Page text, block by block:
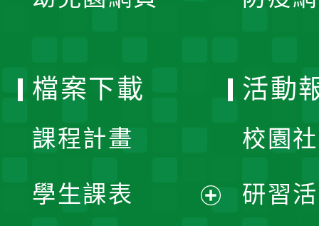
檔案下載
課程計畫
學生課表
活動
校園
研習